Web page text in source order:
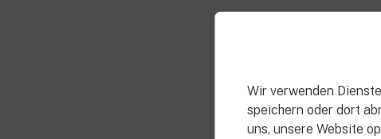
Wir verwenden
speichern oder dort
uns, unsere Website
In vielen Fällen ja.
abgewehrt werden.
Voraussetzungen